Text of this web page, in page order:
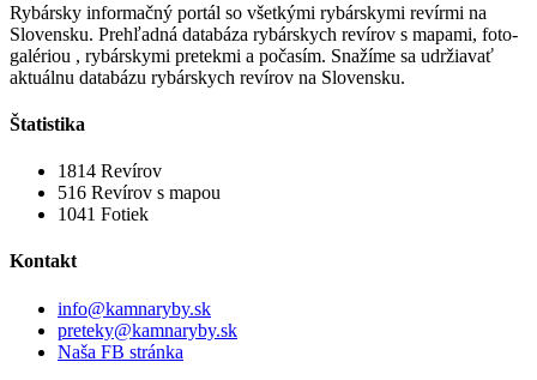
Rybársky informačný portál so všetkými rybárskymi revírmi na
Slovensku. Prehľadná databáza rybárskych revírov s mapami, foto-
galériou , rybárskymi pretekmi a počasím. Snažíme sa udržiavať
aktuálnu databázu rybárskych revírov na Slovensku.
Štatistika
1814 Revírov
516 Revírov s mapou
1041 Fotiek
Kontakt
info@kamnaryby.sk
preteky@kamnaryby.sk
Naša FB stránka